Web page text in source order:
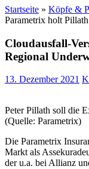
Startseite » Köpfe &
Parametrix holt
Cloudausfall-
Regional
13. Dezember 2021
Peter Pillath soll die
(Quelle: Parametrix)
Die Parametrix
Markt als
der u.a. bei Allianz